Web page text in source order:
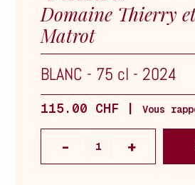
Domaine Thierry
Matrot
BLANC - 75 cl - 2024
115.00 CHF | Vous